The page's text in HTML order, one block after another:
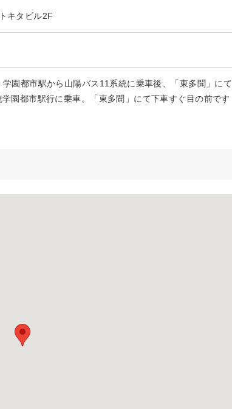
キタビル2F
園都市駅から山陽バス11系統に乗車後、「東多聞」に
園都市駅行に乗車。「東多聞」にて下車すぐ目の前です